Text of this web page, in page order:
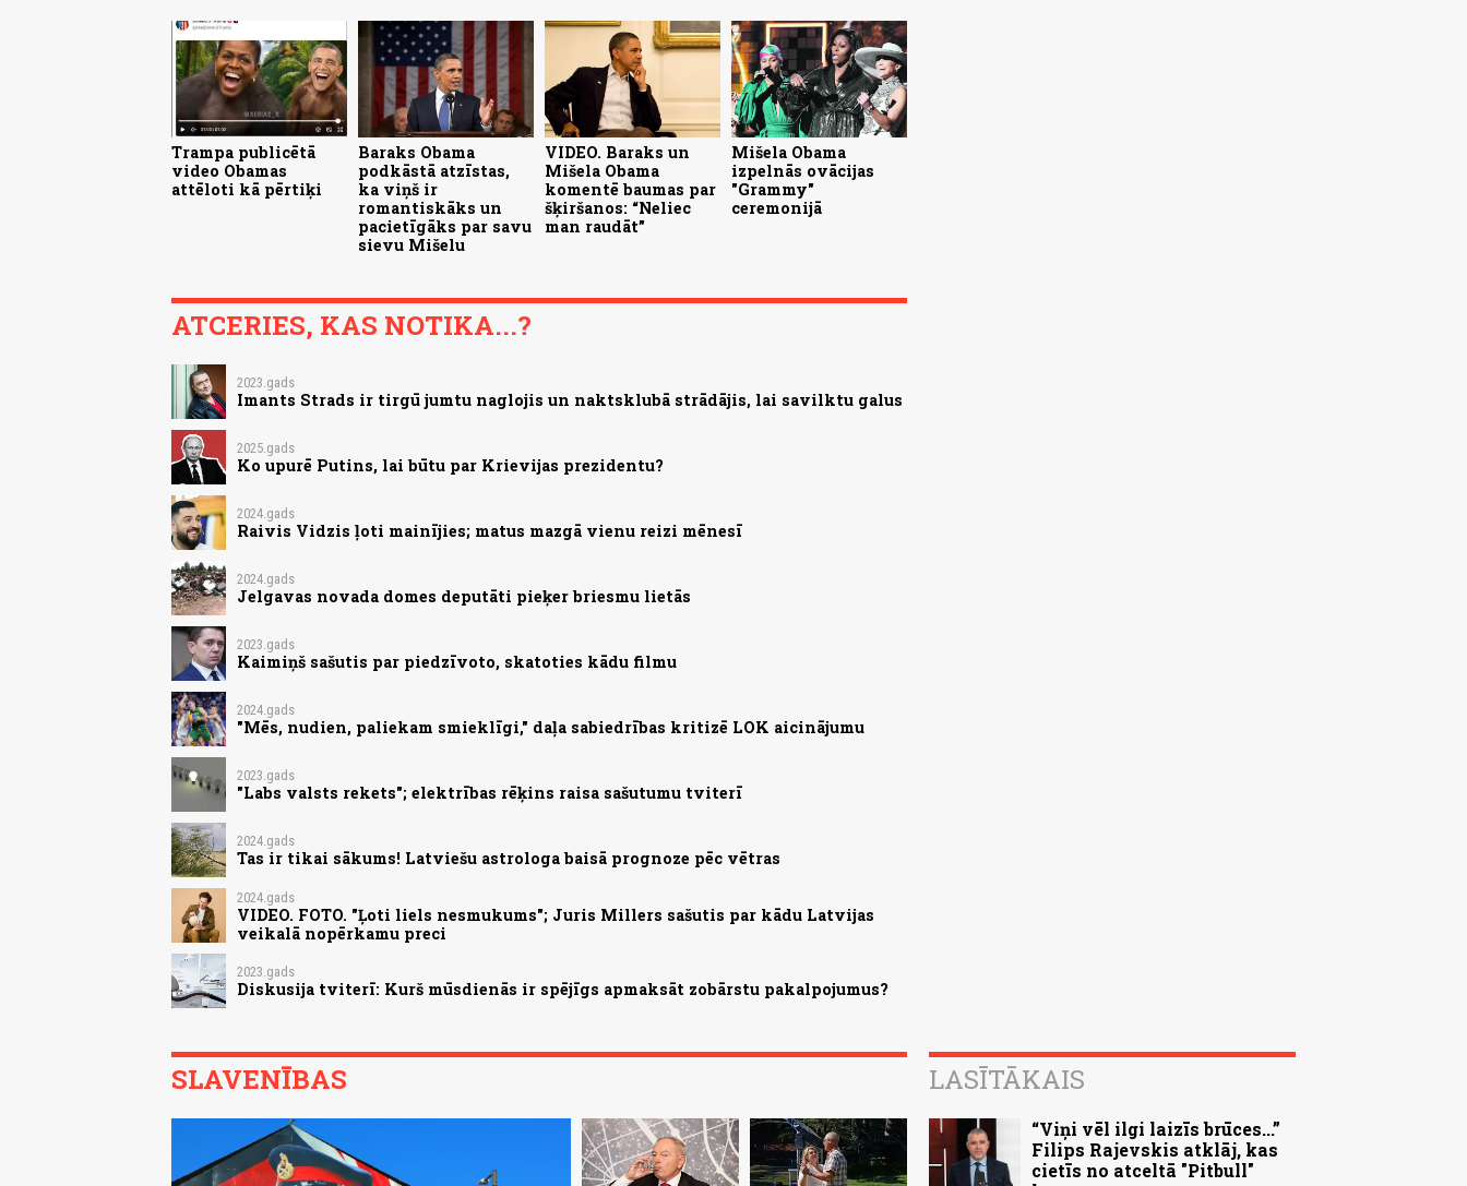
Trampa publicētā
video Obamas
attēloti kā pērtiķi
Baraks Obama
podkāstā atzīstas,
ka viņš ir
romantiskāks un
pacietīgāks par savu
sievu Mišelu
VIDEO. Baraks un
Mišela Obama
komentē baumas par
šķiršanos: “Neliec
man raudāt”
Mišela Obama
izpelnās ovācijas
"Grammy"
ceremonijā
ATCERIES, KAS NOTIKA...?
2023.gads
Imants Strads ir tirgū jumtu naglojis un naktsklubā strādājis, lai savilktu galus
2025.gads
Ko upurē Putins, lai būtu par Krievijas prezidentu?
2024.gads
Raivis Vidzis ļoti mainījies; matus mazgā vienu reizi mēnesī
2024.gads
Jelgavas novada domes deputāti pieķer briesmu lietās
2023.gads
Kaimiņš sašutis par piedzīvoto, skatoties kādu filmu
2024.gads
"Mēs, nudien, paliekam smieklīgi," daļa sabiedrības kritizē LOK aicinājumu
2023.gads
"Labs valsts rekets"; elektrības rēķins raisa sašutumu tviterī
2024.gads
Tas ir tikai sākums! Latviešu astrologa baisā prognoze pēc vētras
2024.gads
VIDEO. FOTO. "Ļoti liels nesmukums"; Juris Millers sašutis par kādu Latvijas
veikalā nopērkamu preci
2023.gads
Diskusija tviterī: Kurš mūsdienās ir spējīgs apmaksāt zobārstu pakalpojumus?
SLAVENĪBAS LASĪTĀKAIS
“Viņi vēl ilgi laizīs brūces...”
Filips Rajevskis atklāj, kas
cietīs no atceltā "Pitbull"